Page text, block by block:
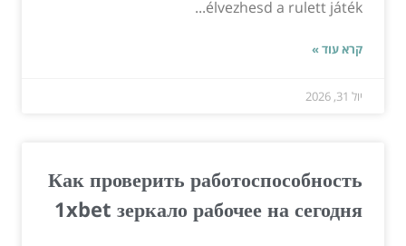
élvezhesd a rulett játék...
קרא עוד »
יול 31, 2026
Как проверить работоспособность
1xbet зеркало рабочее на сегодня